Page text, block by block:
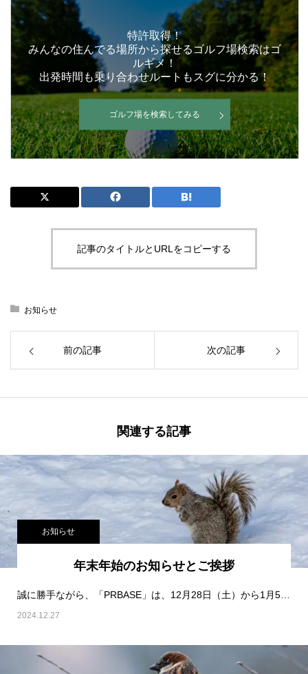
特許取得！
みんなの住んでる場所から探せるゴルフ場検索はゴ
ルギメ！
出発時間も乗り合わせルートもスグに分かる！
ゴルフ場を検索してみる
記事のタイトルとURLをコピーする
お知らせ
前の記事 次の記事
関連する記事
お知らせ
年末年始のお知らせとご挨拶
2024.12.27